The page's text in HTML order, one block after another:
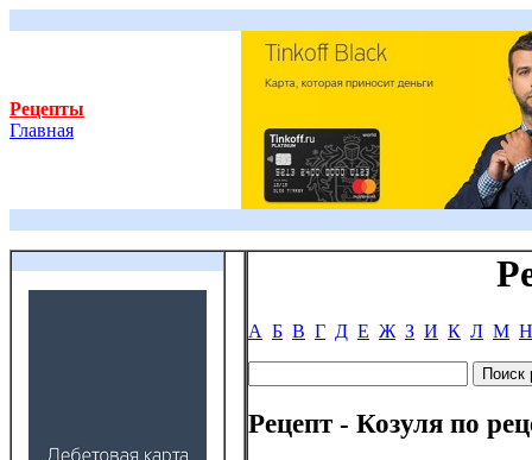
Рецепты
Главная
А Б В Г Д Е Ж З И К Л М Н
Рецепт - Козуля по